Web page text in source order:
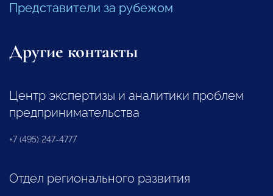
Представители за рубежом
Другие контакты
Центр экспертизы и аналитики проблем
предпринимательства
+7 (495) 247-4777
Отдел регионального развития